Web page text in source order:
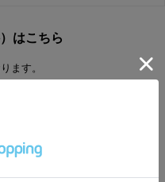
はこちら
ます。